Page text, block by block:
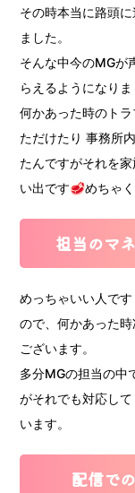
その時本当に路頭
ました。
そんな中今のMGが
らえるようになりま
何かあった時のト
ただけたり 事務所
たんですがそれを
い出です🥩めちゃ
担当のマ
めっちゃいい人で
ので、何かあった
ございます。
多分MGの担当の中
がそれでも対応し
います。
配信で